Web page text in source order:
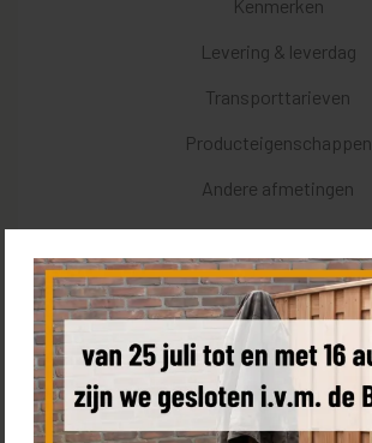
Kenmerken
Levering & leverdag
Transporttarieven
Producteigenschappen
Andere afmetingen
Een schutting van SCHUTTING.nl